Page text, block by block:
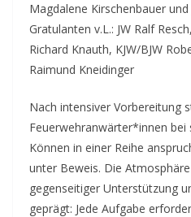
Magdalene Kirschenbauer
Gratulanten v.L.: JW Ralf
Richard Knauth, KJW/BJW
Raimund Kneidinger
Nach intensiver Vorbereitung
Feuerwehranwärter*innen
Können in einer Reihe
unter Beweis. Die
gegenseitiger Unterstützung
geprägt: Jede Aufgabe